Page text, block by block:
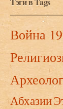
Война
Абхазии